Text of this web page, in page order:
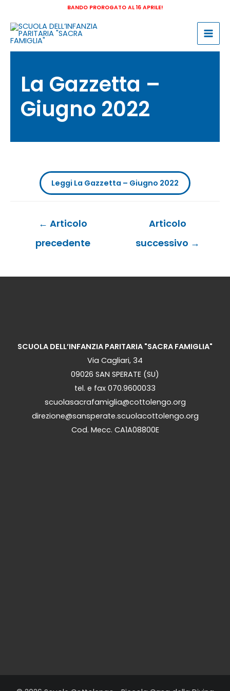
contenuto
BANDO PROROGATO AL 16 APRILE!
La Gazzetta –
Giugno 2022
Leggi La Gazzetta – Giugno 2022
Navigazione
← Articolo
precedente
Articolo
successivo →
SCUOLA DELL’INFANZIA PARITARIA "SACRA FAMIGLIA"
Via Cagliari, 34
09026 SAN SPERATE (SU)
tel. e fax 070.9600033
scuolasacrafamiglia@cottolengo.org
direzione@sansperate.scuolacottolengo.org
Cod. Mecc. CA1A08800E